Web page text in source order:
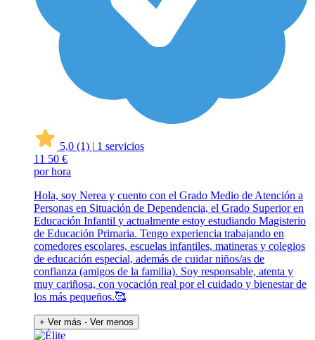
5,0 (1) | 1 servicios
11 50 €
por hora
Hola, soy Nerea y cuento con el Grado Medio de Atención a
Personas en Situación de Dependencia, el Grado Superior en
Educación Infantil y actualmente estoy estudiando Magisterio
de Educación Primaria. Tengo experiencia trabajando en
comedores escolares, escuelas infantiles, matineras y colegios
de educación especial, además de cuidar niños/as de
confianza (amigos de la familia). Soy responsable, atenta y
muy cariñosa, con vocación real por el cuidado y bienestar de
los más pequeños.🥰
+ Ver más - Ver menos